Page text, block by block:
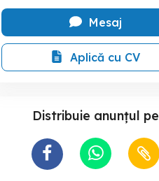
Mesaj
Aplică cu CV
Distribuie anunțul pe